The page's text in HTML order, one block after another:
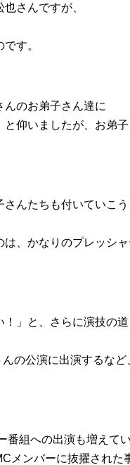
さんですが、
す。
んのお弟子さん達に
仰いましたが、お弟
んたちも付いていこ
、かなりのプレッシ
」と、さらに演技の
の公演に出演するなど
組への出演も増えてい
メンバーに抜擢された